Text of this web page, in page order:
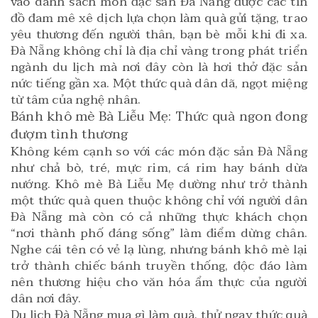
đồ đam mê xê dịch lựa chọn làm quà gửi tặng, trao
yêu thương đến người thân, bạn bè mỗi khi đi xa.
Đà Nẵng không chỉ là địa chỉ vàng trong phát triển
ngành du lịch mà nơi đây còn là hơi thở đặc sản
nức tiếng gần xa. Một thức quà dân dã, ngọt miệng
từ tâm của nghệ nhân.
Bánh khô mè Bà Liễu Mẹ: Thức quà ngon đong
đượm tình thương
Không kém cạnh so với các món đặc sản Đà Nẵng
như chả bò, tré, mực rim, cá rim hay bánh dừa
nướng. Khô mè Bà Liễu Mẹ dường như trở thành
một thức quà quen thuộc không chỉ với người dân
Đà Nẵng mà còn có cả những thực khách chọn
“nơi thành phố đáng sống” làm điểm dừng chân.
Nghe cái tên có vẻ lạ lùng, nhưng bánh khô mè lại
trở thành chiếc bánh truyền thống, độc đáo làm
nên thương hiệu cho văn hóa ẩm thực của người
dân nơi đây.